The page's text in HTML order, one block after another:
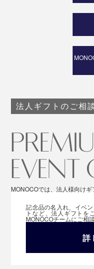
法人ギフトのご相
MONOCOでは、法人様向けギ
記念品の名入れ、イベ
トなど、法人ギフトを
MONOCOチームにご相
詳